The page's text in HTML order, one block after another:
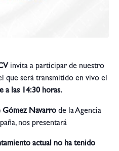
invita a participar de nuestro
que será transmitido en vivo el
a las 14:30 horas.
Gómez Navarro de la Agencia
nos presentará
actual no ha tenido